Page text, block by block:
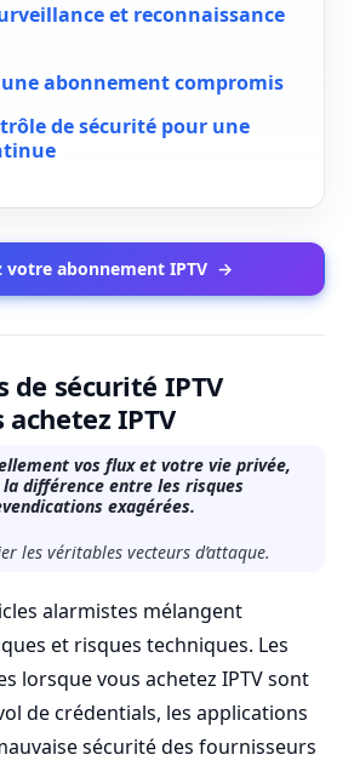
et reconnaissance
une abonnement compromis
de sécurité pour une
votre abonnement IPTV →
de sécurité IPTV
IPTV
vos flux et votre vie privée,
différence entre les risques
exagérées.
les véritables vecteurs d’attaque.
alarmistes mélangent
et risques techniques. Les
lorsque vous achetez IPTV sont
de crédentials, les applications
sécurité des fournisseurs